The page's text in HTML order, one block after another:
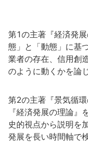
第1の主著『経済発
態」と「動態」に基
業者の存在、信用創
のように動くかを論
第2の主著『景気循
『経済発展の理論
史的視点から説明を
発展を長い時間軸で